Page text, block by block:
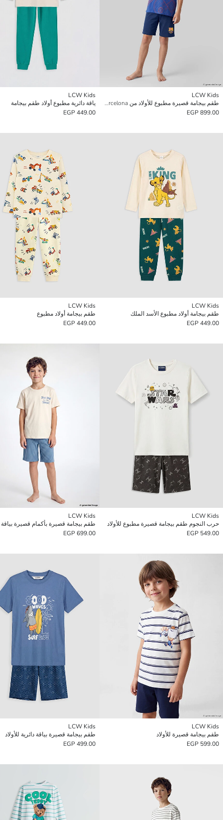
LCW Kids
طقم بيجامة قصيرة مطبوع للأولاد من FC Barcelona
899.00 EGP
LCW Kids
ياقة دائرية مطبوع أولاد طقم بيجامة
449.00 EGP
LCW Kids
طقم بيجامة أولاد مطبوع الأسد الملك
449.00 EGP
LCW Kids
طقم بيجامة أولاد مطبوع
449.00 EGP
LCW Kids
حرب النجوم طقم بيجامة قصيرة مطبوع للأولاد
549.00 EGP
LCW Kids
699.00 EGP
LCW Kids
طقم بيجامة قصيرة للأولاد
599.00 EGP
LCW Kids
طقم بيجامة قصيرة بياقة دائرية للأولاد
499.00 EGP